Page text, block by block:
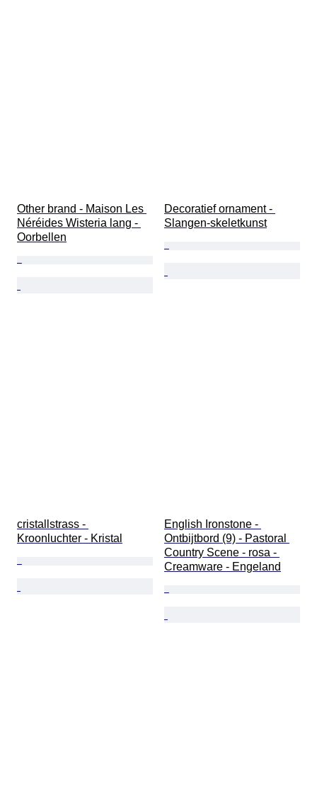
Other brand - Maison Les
Néréides Wisteria lang -
Oorbellen
Decoratief ornament -
Slangen-skeletkunst
cristallstrass -
Kroonluchter - Kristal
English Ironstone -
Ontbijtbord (9) - Pastoral
Country Scene - rosa -
Creamware - Engeland